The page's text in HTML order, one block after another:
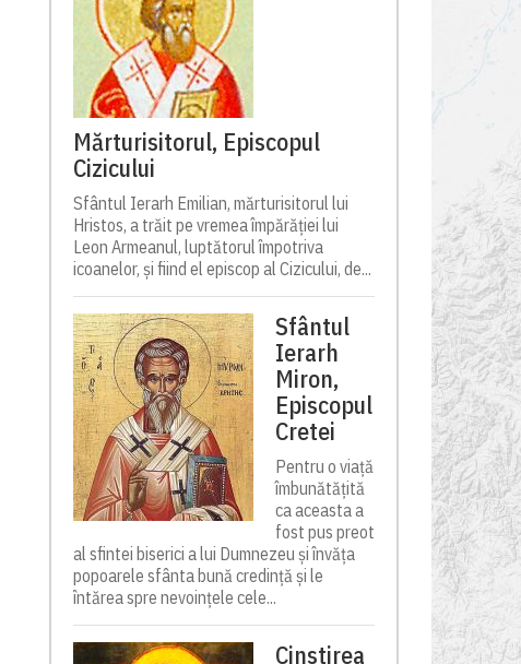
Mărturisitorul, Episcopul
Cizicului
Sfântul Ierarh Emilian, mărturisitorul lui
Hristos, a trăit pe vremea împărăției lui
Leon Armeanul, luptătorul împotriva
icoanelor, și fiind el episcop al Cizicului, de...
Sfântul
Ierarh
Miron,
Episcopul
Cretei
Pentru o viață
îmbunătățită
ca aceasta a
fost pus preot
al sfintei biserici a lui Dumnezeu și învăța
popoarele sfânta bună credință și le
întărea spre nevoințele cele...
Cinstirea